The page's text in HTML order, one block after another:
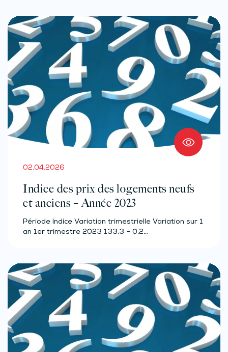
02.04.2026
Indice des prix des logements neufs
et anciens – Année 2023
Période Indice Variation trimestrielle Variation sur 1
an 1er trimestre 2023 133,3 – 0,2…